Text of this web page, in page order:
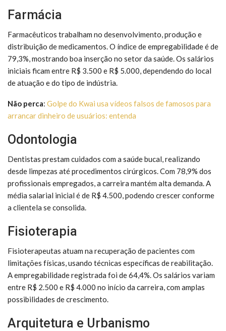
Farmácia
Farmacêuticos trabalham no desenvolvimento, produção e
distribuição de medicamentos. O índice de empregabilidade é de
79,3%, mostrando boa inserção no setor da saúde. Os salários
iniciais ficam entre R$ 3.500 e R$ 5.000, dependendo do local
de atuação e do tipo de indústria.
Não perca: Golpe do Kwai usa vídeos falsos de famosos para
arrancar dinheiro de usuários: entenda
Odontologia
Dentistas prestam cuidados com a saúde bucal, realizando
desde limpezas até procedimentos cirúrgicos. Com 78,9% dos
profissionais empregados, a carreira mantém alta demanda. A
média salarial inicial é de R$ 4.500, podendo crescer conforme
a clientela se consolida.
Fisioterapia
Fisioterapeutas atuam na recuperação de pacientes com
limitações físicas, usando técnicas específicas de reabilitação.
A empregabilidade registrada foi de 64,4%. Os salários variam
entre R$ 2.500 e R$ 4.000 no início da carreira, com amplas
possibilidades de crescimento.
Arquitetura e Urbanismo